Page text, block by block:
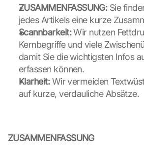
ZUSAMMENFASSUNG: Sie
jedes Artikels eine kurze
Scannbarkeit: Wir nutzen
Kernbegriffe und viele
damit Sie die wichtigsten Infos
erfassen können.
Klarheit: Wir vermeiden
auf kurze, verdauliche Absätze.
ZUSAMMENFASSUNG